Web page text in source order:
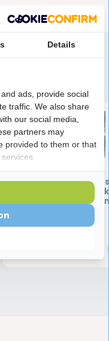
voor jou
Oral-B
Flossdraad | 12
Details
ads, provide social
traffic. We also share
our social media,
partners may
provided to them or that